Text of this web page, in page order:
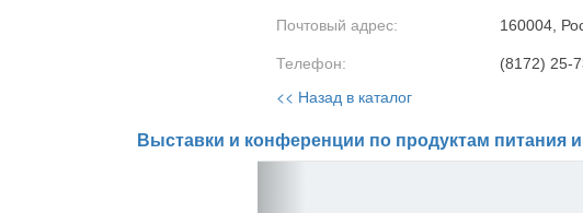
Почтовый адрес: 160004,
Телефон: (8172) 25-
<< Назад в каталог
Выставки и конференции по продуктам питания